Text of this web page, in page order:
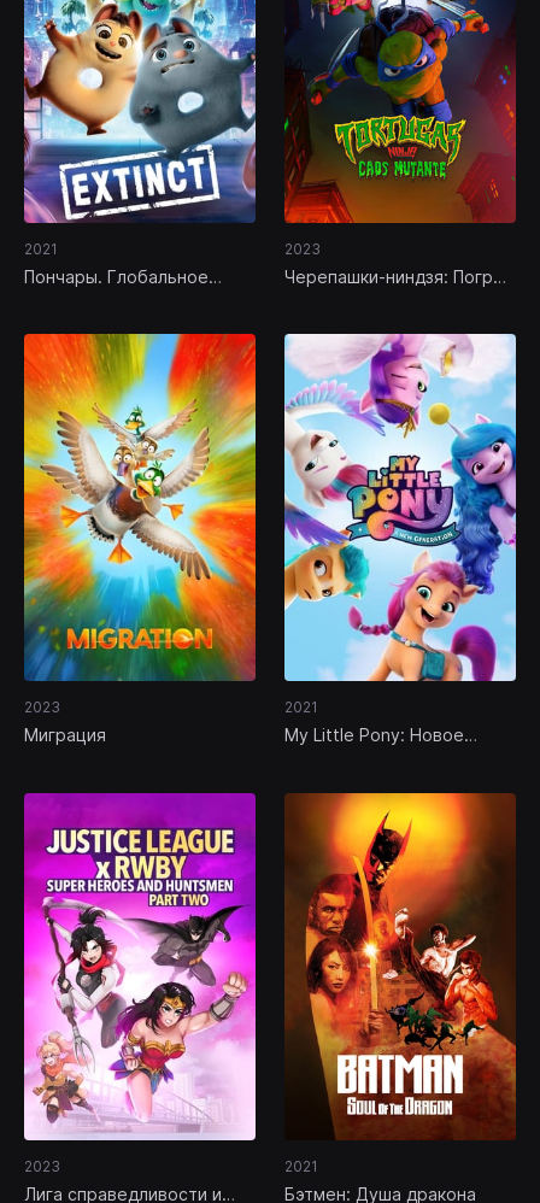
2021
Пончары. Глобальное
2023
Черепашки-ниндзя: Погром
2023
Миграция
2021
My Little Pony: Новое
2023
Лига справедливости и
2021
Бэтмен: Душа дракона